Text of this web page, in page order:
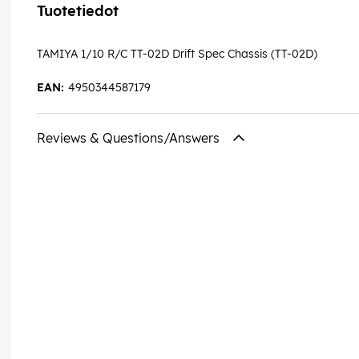
Tuotetiedot
TAMIYA 1/10 R/C TT-02D Drift Spec Chassis (TT-02D)
4950344587179
EAN:
Reviews & Questions/Answers